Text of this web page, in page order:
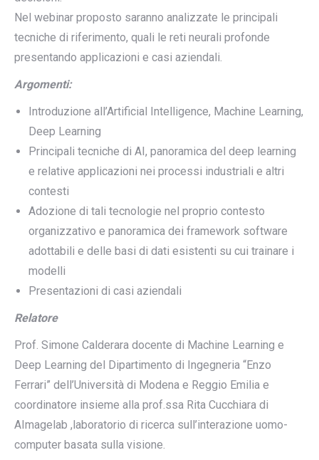
Nel webinar proposto saranno analizzate le principali
tecniche di riferimento, quali le reti neurali profonde
presentando applicazioni e casi aziendali.
Argomenti:
Introduzione all’Artificial Intelligence, Machine Learning,
Deep Learning
Principali tecniche di AI, panoramica del deep learning
e relative applicazioni nei processi industriali e altri
contesti
Adozione di tali tecnologie nel proprio contesto
organizzativo e panoramica dei framework software
adottabili e delle basi di dati esistenti su cui trainare i
modelli
Presentazioni di casi aziendali
Relatore
Prof. Simone Calderara docente di Machine Learning e
Deep Learning del Dipartimento di Ingegneria “Enzo
Ferrari” dell’Università di Modena e Reggio Emilia e
coordinatore insieme alla prof.ssa Rita Cucchiara di
AImagelab ,laboratorio di ricerca sull’interazione uomo-
computer basata sulla visione.